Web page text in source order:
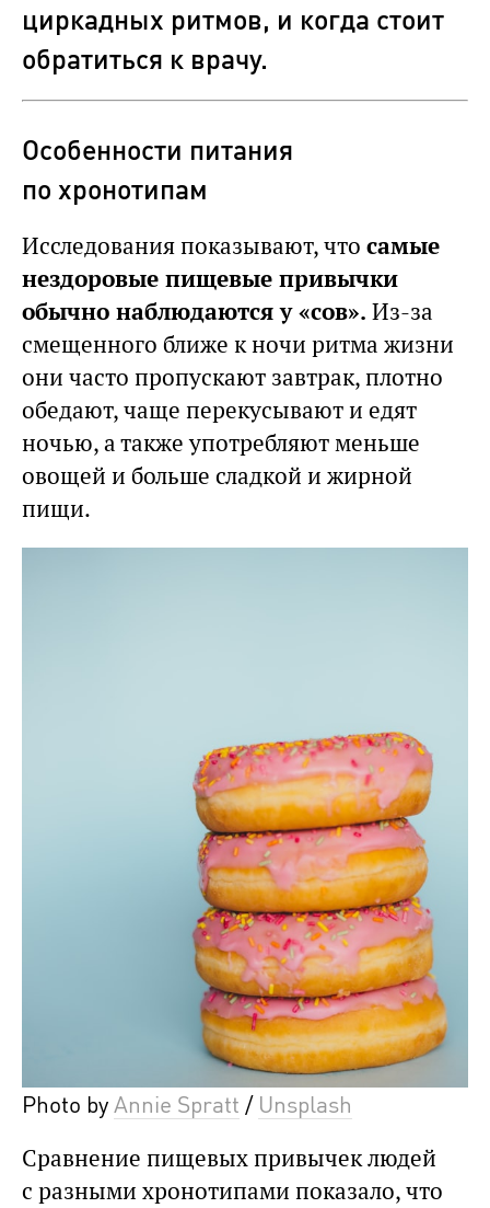
циркадных ритмов, и когда стоит
обратиться к врачу.
Особенности питания
по хронотипам
Исследования показывают, что самые
нездоровые пищевые привычки
обычно наблюдаются у «сов». Из-за
смещенного ближе к ночи ритма жизни
они часто пропускают завтрак, плотно
обедают, чаще перекусывают и едят
ночью, а также употребляют меньше
овощей и больше сладкой и жирной
пищи.
Photo byAnnie Spratt / Unsplash
Сравнение пищевых привычек людей
с разными хронотипами показало, что